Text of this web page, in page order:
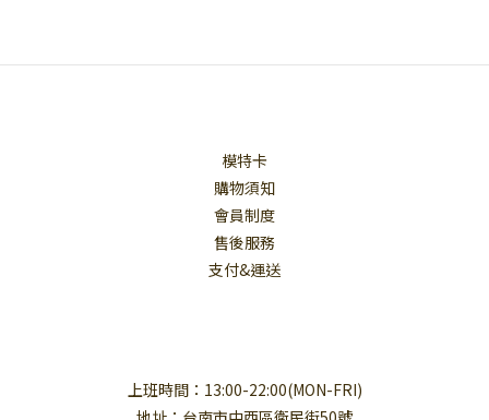
模特卡
購物須知
會員制度
售後服務
支付&運送
上班時間：13:00-22:00(MON-FRI)